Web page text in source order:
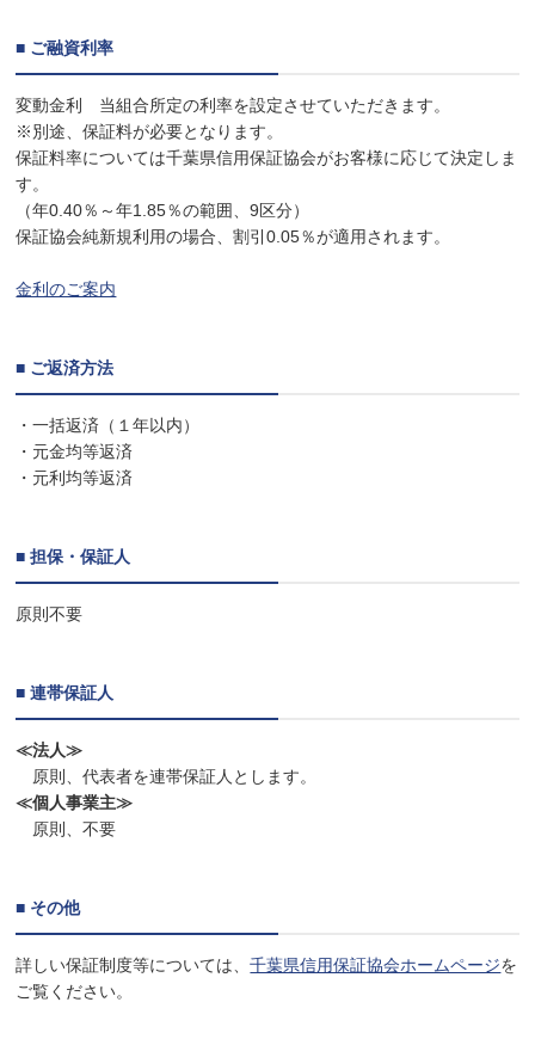
■ ご融資利率
変動金利 当組合所定の利率を設定させていただきます。
※別途、保証料が必要となります。
保証料率については千葉県信用保証協会がお客様に応じて決定しま
す。
（年0.40％～年1.85％の範囲、9区分）
保証協会純新規利用の場合、割引0.05％が適用されます。
金利のご案内
■ ご返済方法
・一括返済（１年以内）
・元金均等返済
・元利均等返済
■ 担保・保証人
原則不要
■ 連帯保証人
≪法人≫
原則、代表者を連帯保証人とします。
≪個人事業主≫
原則、不要
■ その他
詳しい保証制度等については、千葉県信用保証協会ホームページを
ご覧ください。